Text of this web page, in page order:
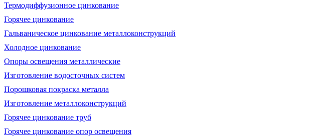
Термодиффузионное цинкование
Горячее цинкование
Гальваническое цинкование металлоконструкций
Холодное цинкование
Опоры освещения металлические
Изготовление водосточных систем
Порошковая покраска металла
Изготовление металлоконструкций
Горячее цинкование труб
Горячее цинкование опор освещения